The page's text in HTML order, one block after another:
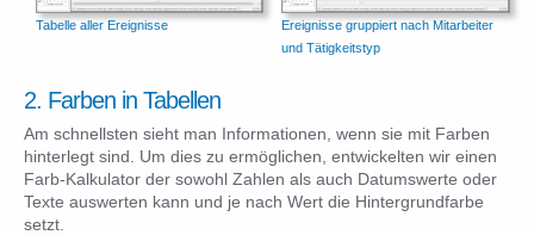
Tabelle aller Ereignisse
Ereignisse gruppiert nach Mitarbeiter
und Tätigkeitstyp
2. Farben in Tabellen
Am schnellsten sieht man Informationen, wenn sie mit Farben
hinterlegt sind. Um dies zu ermöglichen, entwickelten wir einen
Farb-Kalkulator der sowohl Zahlen als auch Datumswerte oder
Texte auswerten kann und je nach Wert die Hintergrundfarbe
setzt.